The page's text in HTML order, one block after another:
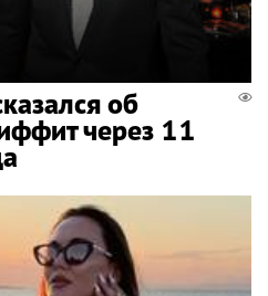
об
через 11